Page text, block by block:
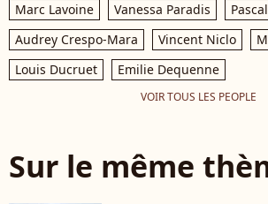
Marc Lavoine Vanessa Paradis
Audrey Crespo-Mara
Vincent Niclo
Louis Ducruet
Emilie Dequenne
VOIR TOUS LES PEOPLE
Sur le même